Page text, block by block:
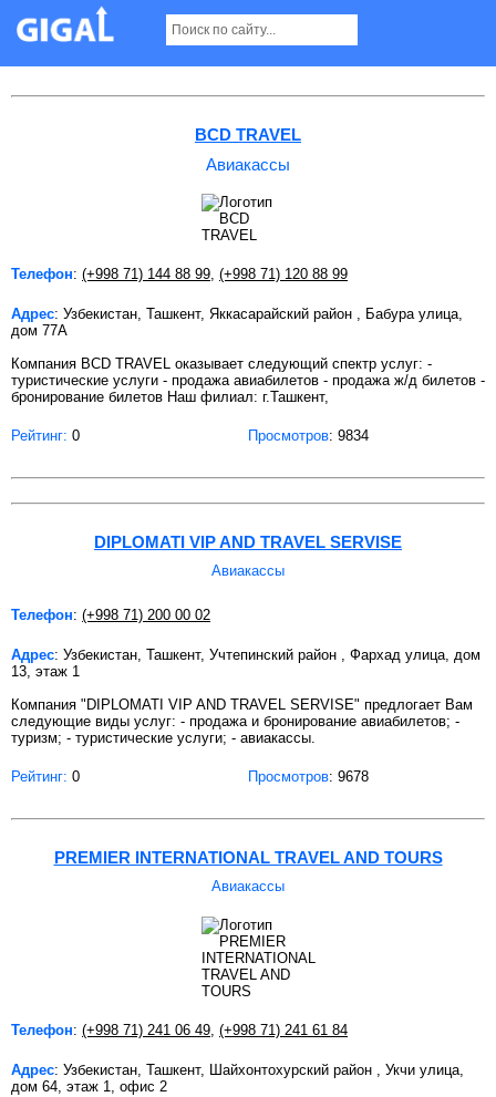
Авиакассы в Ташкенте Страница 10
BCD TRAVEL
Авиакассы
Телефон: (+998 71) 144 88 99 (+998 71) 120 88 99
Адрес: Узбекистан, Ташкент, Яккасарайский район , Бабура улица,
дом 77А
Компания BCD TRAVEL оказывает следующий спектр услуг: -
туристические услуги - продажа авиабилетов - продажа ж/д билетов -
бронирование билетов Наш филиал: г.Ташкент,
Рейтинг: 0 Просмотров: 9834
DIPLOMATI VIP AND TRAVEL SERVISE
Авиакассы
Телефон: (+998 71) 200 00 02
Адрес: Узбекистан, Ташкент, Учтепинский район , Фархад улица, дом
13, этаж 1
Компания "DIPLOMATI VIP AND TRAVEL SERVISE" предлогает Вам
следующие виды услуг: - продажа и бронирование авиабилетов; -
туризм; - туристические услуги; - авиакассы.
Рейтинг: 0 Просмотров: 9678
PREMIER INTERNATIONAL TRAVEL AND TOURS
Авиакассы
Телефон: (+998 71) 241 06 49, (+998 71) 241 61 84
Адрес: Узбекистан, Ташкент, Шайхонтохурский район , Укчи улица,
дом 64, этаж 1, офис 2